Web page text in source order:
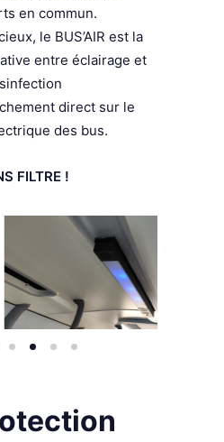
en commun.
le BUS’AIR est la
entre éclairage et
direct sur le
des bus.
FILTRE !